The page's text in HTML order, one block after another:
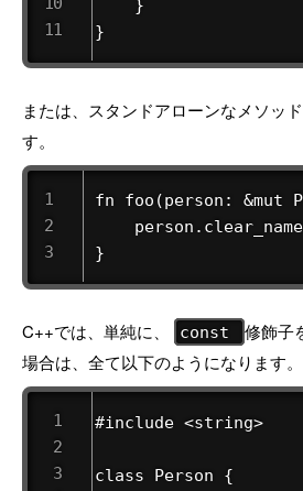
    }
}
または、スタンドアローンなメソッ
す。
fn foo(person: &mut
}
C++では、単純に、 const
修飾子
場合は、全て以下のようになります。
#include <string>
class Person {